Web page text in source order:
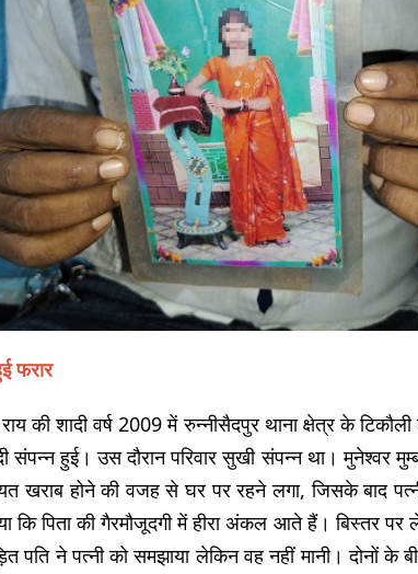
फरार
की शादी वर्ष 2009 में रुन्नीसैदपुर थाना क्षेत्र के टिकौली
संपन्न हुई। उस दौरान परिवार सुखी संपन्न था। मुनेश्वर
खराब होने की वजह से घर पर रहने लगा, जिसके बाद
कि पिता की गैरमौजूदगी में हीरा अंकल आते हैं। बिस्तर
पति ने पत्नी को समझाया लेकिन वह नहीं मानी। दोनों